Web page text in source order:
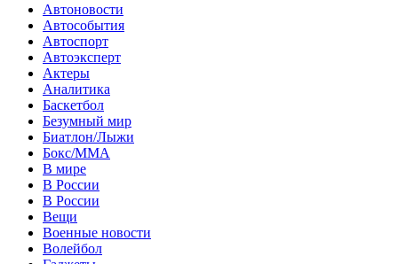
Автоновости
Автособытия
Автоспорт
Автоэксперт
Актеры
Аналитика
Баскетбол
Безумный мир
Биатлон/Лыжи
Бокс/MMA
В мире
В России
В России
Вещи
Военные новости
Волейбол